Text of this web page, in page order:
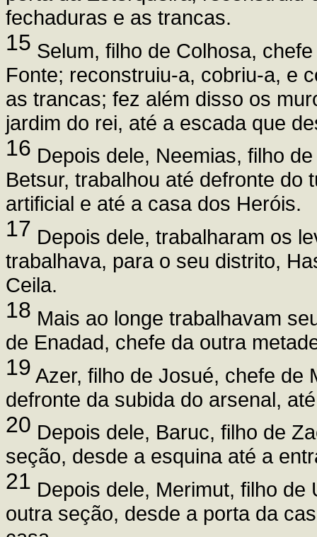
fechaduras e as trancas.
15 Selum, filho de Colhosa,
Fonte; reconstruiu-a, cobriu-a, e
as trancas; fez além disso os
jardim do rei, até a escada que
16 Depois dele, Neemias, filho
Betsur, trabalhou até defronte do
artificial e até a casa dos Heróis.
17 Depois dele, trabalharam os
trabalhava, para o seu distrito,
Ceila.
18 Mais ao longe trabalhavam
de Enadad, chefe da outra
19 Azer, filho de Josué, chefe de
defronte da subida do arsenal,
20 Depois dele, Baruc, filho de
seção, desde a esquina até a
21 Depois dele, Merimut, filho
outra seção, desde a porta da